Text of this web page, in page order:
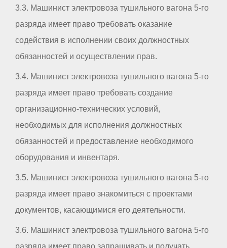
3.3. Машинист электровоза тушильного вагона 5-го
разряда имеет право требовать оказание
содействия в исполнении своих должностных
обязанностей и осуществлении прав.
3.4. Машинист электровоза тушильного вагона 5-го
разряда имеет право требовать создание
организационно-технических условий,
необходимых для исполнения должностных
обязанностей и предоставление необходимого
оборудования и инвентаря.
3.5. Машинист электровоза тушильного вагона 5-го
разряда имеет право знакомиться с проектами
документов, касающимися его деятельности.
3.6. Машинист электровоза тушильного вагона 5-го
разряда имеет право запрашивать и получать